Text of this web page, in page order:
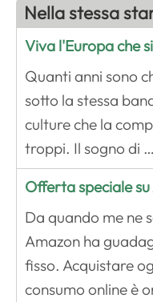
Nella stessa
Viva l'Europa che
Quanti anni sono
sotto la stessa
culture che la
troppi. Il sogno di …
Offerta speciale
Da quando me ne
Amazon ha
fisso. Acquistare
consumo online è